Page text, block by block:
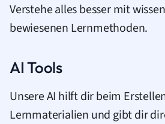
Verstehe alles besser mit
bewiesenen Lernmethoden.
AI Tools
Unsere AI hilft dir beim
Lernmaterialien und gibt dir